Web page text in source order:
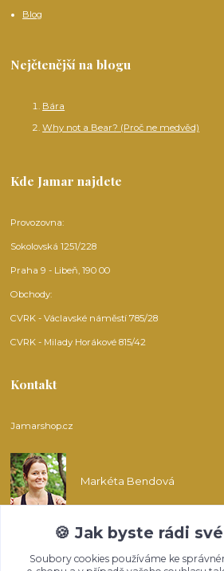
Blog
Nejčtenější na blogu
Bára
Why not a Bear? (Proč ne medvěd)
Kde Jamar najdete
Provozovna:
Sokolovská 1251/228
Praha 9 - Libeň, 190 00
Obchody:
CVRK - Václavské náměstí 785/28
CVRK - Milady Horákové 815/42
Kontakt
Jamarshop.cz
Markéta Bendová
info@jamarshop.cz
🍪 Jak byste rádi
Soubory cookies používáme ke